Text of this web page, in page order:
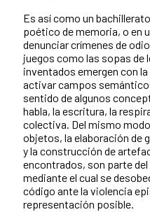
Es así como un
poético de memoria, o en
denunciar crímenes de
juegos como las sopas de
inventados emergen con
activar campos
sentido de algunos
habla, la escritura, la
colectiva. Del mismo
objetos, la elaboración de
y la construcción de
encontrados, son parte
mediante el cual se
código ante la violencia
representación posible.